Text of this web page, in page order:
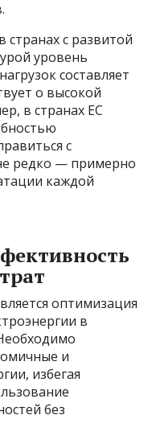
странах с развитой
уровень
составляет
о высокой
в странах ЕС
с
редко — примерно
каждой
оптимизация
в
и
избегая
без